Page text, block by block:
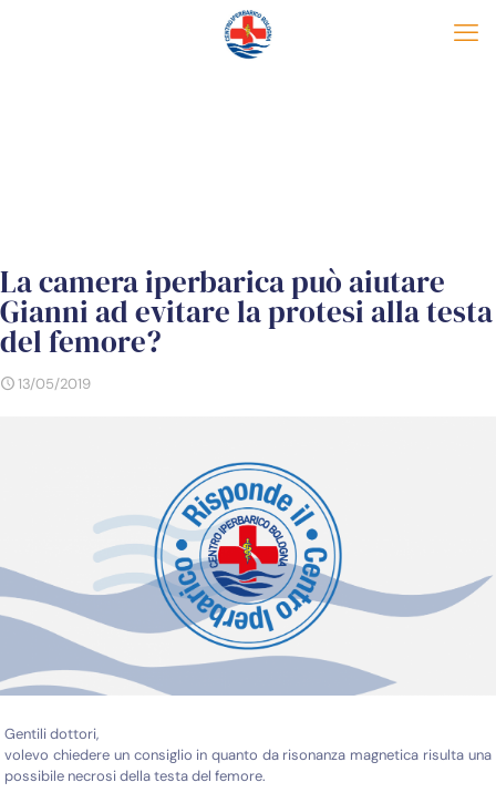
La camera iperbarica può aiutare
Gianni ad evitare la protesi alla testa
del femore?
13/05/2019
Gentili dottori,
volevo chiedere un consiglio in quanto da risonanza magnetica risulta una
possibile necrosi della testa del femore.